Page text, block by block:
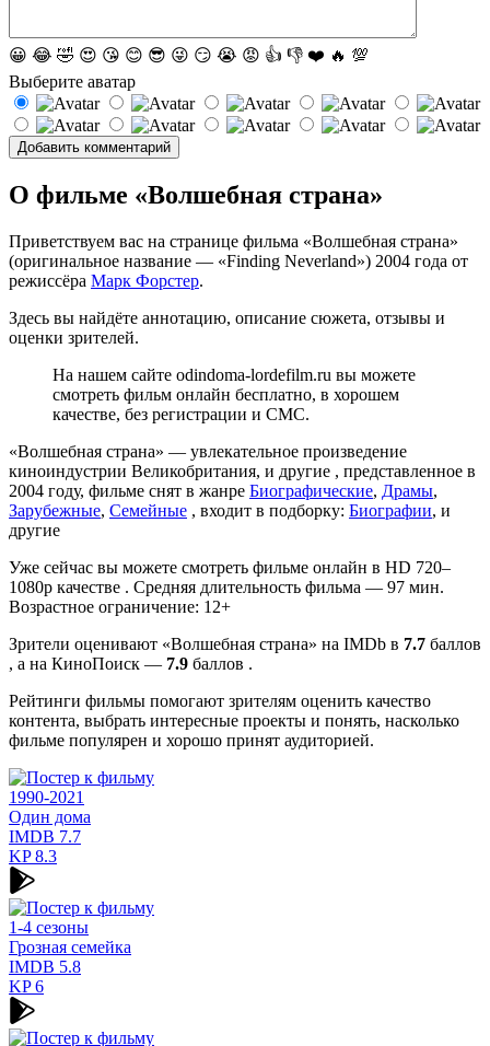
😀 😂 🤣 😍 😘 😊 😎 😜 😏 😭 😡 👍 👎 ❤️ 🔥 💯
Выберите аватар
О фильме «Волшебная страна»
Приветствуем вас на странице фильма «Волшебная страна»
(оригинальное название — «Finding Neverland») 2004 года от
режиссёра Марк Форстер.
Здесь вы найдёте аннотацию, описание сюжета, отзывы и
оценки зрителей.
На нашем сайте odindoma-lordefilm.ru вы можете
смотреть фильм онлайн бесплатно, в хорошем
качестве, без регистрации и СМС.
«Волшебная страна» — увлекательное произведение
киноиндустрии Великобритания, и другие , представленное в
2004 году, фильме снят в жанре Биографические, Драмы,
Зарубежные, Семейные , входит в подборку: Биографии, и
другие
Уже сейчас вы можете смотреть фильме онлайн в HD 720–
1080p качестве . Средняя длительность фильма — 97 мин.
Возрастное ограничение: 12+
Зрители оценивают «Волшебная страна» на IMDb в 7.7 баллов
, а на КиноПоиск — 7.9 баллов .
Рейтинги фильмы помогают зрителям оценить качество
контента, выбрать интересные проекты и понять, насколько
фильме популярен и хорошо принят аудиторией.
1990-2021
Один дома
IMDB 7.7
KP8.3
1-4 сезоны
Грозная семейка
IMDB 5.8
KP6